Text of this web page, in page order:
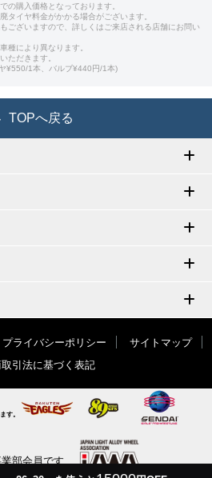
の購入価格となっております。
タイヤ料金がかかる場合がございます。
ございますので、詳しくはご来店される店舗にお問い
種により異なります。
ただきます。
¥550/1本、バルブ¥440円/1本)
TOPへ戻る
プライバシーポリシー
サイトマップ
引法に基づく表記
す。
部会員です